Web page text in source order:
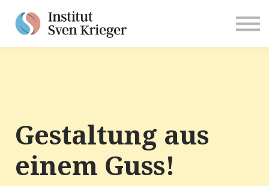
Gestaltung aus
einem Guss!